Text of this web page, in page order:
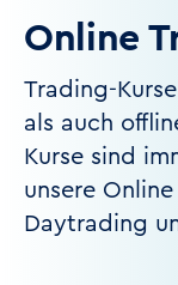
Online
Trading-
als auch
Kurse sind
unsere
Daytrading